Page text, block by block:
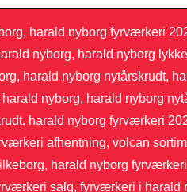
harald nyborg fyrværkeri
nyborg, harald nyborg
harald nyborg nytårskrudt,
nyborg, harald nyborg
harald nyborg fyrværkeri
afhentning, volcan
harald nyborg
salg, fyrværkeri i harald